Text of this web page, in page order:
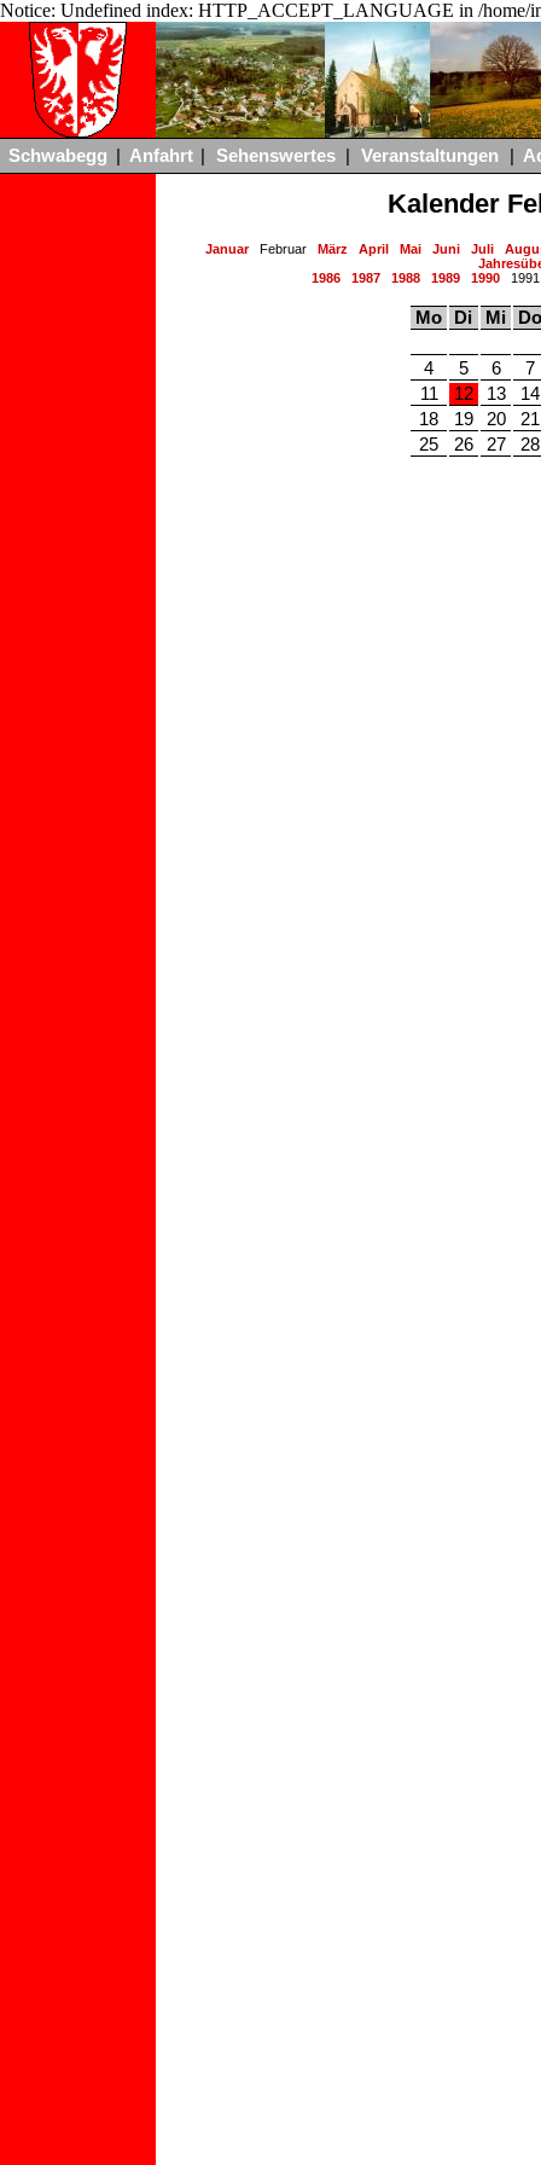
Notice: Undefined index: HTTP_ACCEPT_LANGUAGE in /home/
Schwabegg Anfahrt Sehenswertes Veranstaltungen
Kalender
JanuarFebruar März April Mai Juni Juli
1986
1987 1988 1989 1990
Mo Di Mi Do
4 5 6
7
11
12 13
14
18
19 20
21
25
26 27 28